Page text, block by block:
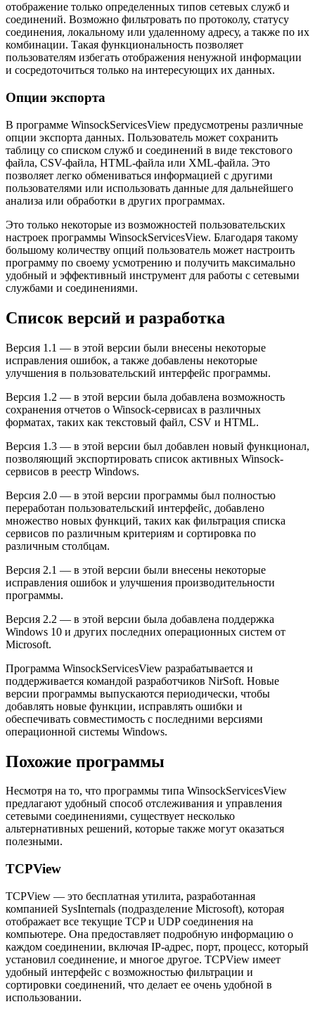
отображение только определенных типов сетевых служб и
соединений. Возможно фильтровать по протоколу, статусу
соединения, локальному или удаленному адресу, а также по их
комбинации. Такая функциональность позволяет
пользователям избегать отображения ненужной информации
и сосредоточиться только на интересующих их данных.
Опции экспорта
В программе WinsockServicesView предусмотрены различные
опции экспорта данных. Пользователь может сохранить
таблицу со списком служб и соединений в виде текстового
файла, CSV-файла, HTML-файла или XML-файла. Это
позволяет легко обмениваться информацией с другими
пользователями или использовать данные для дальнейшего
анализа или обработки в других программах.
Это только некоторые из возможностей пользовательских
настроек программы WinsockServicesView. Благодаря такому
большому количеству опций пользователь может настроить
программу по своему усмотрению и получить максимально
удобный и эффективный инструмент для работы с сетевыми
службами и соединениями.
Список версий и разработка
Версия 1.1 — в этой версии были внесены некоторые
исправления ошибок, а также добавлены некоторые
улучшения в пользовательский интерфейс программы.
Версия 1.2 — в этой версии была добавлена возможность
сохранения отчетов о Winsock-сервисах в различных
форматах, таких как текстовый файл, CSV и HTML.
Версия 1.3 — в этой версии был добавлен новый функционал,
позволяющий экспортировать список активных Winsock-
сервисов в реестр Windows.
Версия 2.0 — в этой версии программы был полностью
переработан пользовательский интерфейс, добавлено
множество новых функций, таких как фильтрация списка
сервисов по различным критериям и сортировка по
различным столбцам.
Версия 2.1 — в этой версии были внесены некоторые
исправления ошибок и улучшения производительности
программы.
Версия 2.2 — в этой версии была добавлена поддержка
Windows 10 и других последних операционных систем от
Microsoft.
Программа WinsockServicesView разрабатывается и
поддерживается командой разработчиков NirSoft. Новые
версии программы выпускаются периодически, чтобы
добавлять новые функции, исправлять ошибки и
обеспечивать совместимость с последними версиями
операционной системы Windows.
Похожие программы
Несмотря на то, что программы типа WinsockServicesView
предлагают удобный способ отслеживания и управления
сетевыми соединениями, существует несколько
альтернативных решений, которые также могут оказаться
полезными.
TCPView
TCPView — это бесплатная утилита, разработанная
компанией SysInternals (подразделение Microsoft), которая
отображает все текущие TCP и UDP соединения на
компьютере. Она предоставляет подробную информацию о
каждом соединении, включая IP-адрес, порт, процесс, который
установил соединение, и многое другое. TCPView имеет
удобный интерфейс с возможностью фильтрации и
сортировки соединений, что делает ее очень удобной в
использовании.